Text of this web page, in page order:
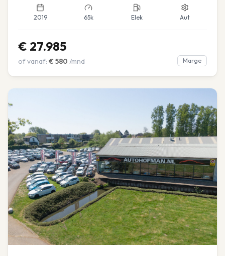
2019 65k Elek Aut
€ 27.985
of vanaf: € 580 /mnd Marge